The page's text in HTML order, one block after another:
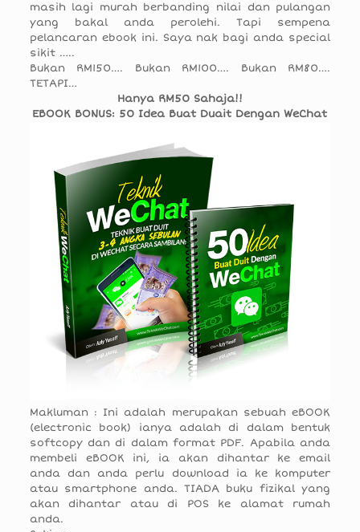
masih lagi murah berbanding nilai dan pulangan
yang bakal anda perolehi. Tapi sempena
pelancaran ebook ini. Saya nak bagi anda special
sikit …..
Bukan RM150…. Bukan RM100…. Bukan RM80….
TETAPI…
Hanya RM50 Sahaja!!
EBOOK BONUS: 50 Idea Buat Duait Dengan WeChat
Makluman : Ini adalah merupakan sebuah eBOOK
(electronic book) ianya adalah di dalam bentuk
softcopy dan di dalam format PDF. Apabila anda
membeli eBOOK ini, ia akan dihantar ke email
anda dan anda perlu download ia ke komputer
atau smartphone anda. TIADA buku fizikal yang
akan dihantar atau di POS ke alamat rumah
anda.